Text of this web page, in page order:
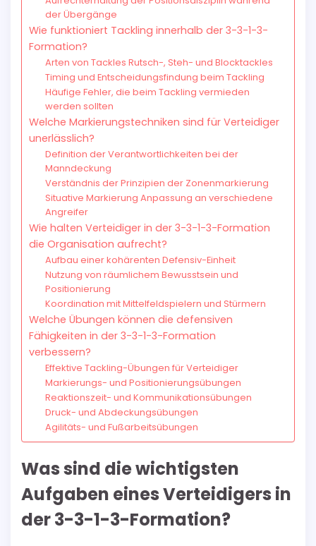
der Übergänge
Wie funktioniert Tackling innerhalb der 3-3-1-3-
Formation?
Arten von Tackles Rutsch-, Steh- und Blocktackles
Timing und Entscheidungsfindung beim Tackling
Häufige Fehler, die beim Tackling vermieden
werden sollten
Welche Markierungstechniken sind für Verteidiger
unerlässlich?
Definition der Verantwortlichkeiten bei der
Manndeckung
Verständnis der Prinzipien der Zonenmarkierung
Situative Markierung Anpassung an verschiedene
Angreifer
Wie halten Verteidiger in der 3-3-1-3-Formation
die Organisation aufrecht?
Aufbau einer kohärenten Defensiv-Einheit
Nutzung von räumlichem Bewusstsein und
Positionierung
Koordination mit Mittelfeldspielern und Stürmern
Welche Übungen können die defensiven
Fähigkeiten in der 3-3-1-3-Formation
verbessern?
Effektive Tackling-Übungen für Verteidiger
Markierungs- und Positionierungsübungen
Reaktionszeit- und Kommunikationsübungen
Druck- und Abdeckungsübungen
Agilitäts- und Fußarbeitsübungen
Was sind die wichtigsten
Aufgaben eines Verteidigers in
der 3-3-1-3-Formation?